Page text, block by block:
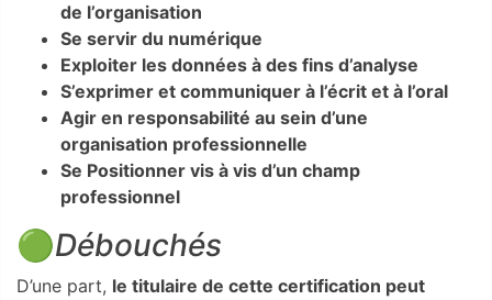
de l’organisation
Se servir du numérique
Exploiter les données à des fins d’analyse
S’exprimer et communiquer à l’écrit et à l’oral
Agir en responsabilité au sein d’une
organisation professionnelle
Se Positionner vis à vis d’un champ
professionnel
🟢Débouchés
D’une part, le titulaire de cette certification peut